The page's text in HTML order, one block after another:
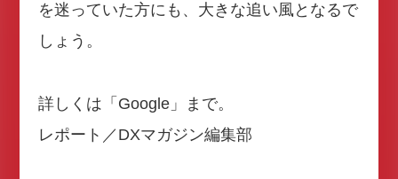
を迷っていた方にも、大きな追い風となるで
しょう。
詳しくは「Google」まで。
レポート／DXマガジン編集部